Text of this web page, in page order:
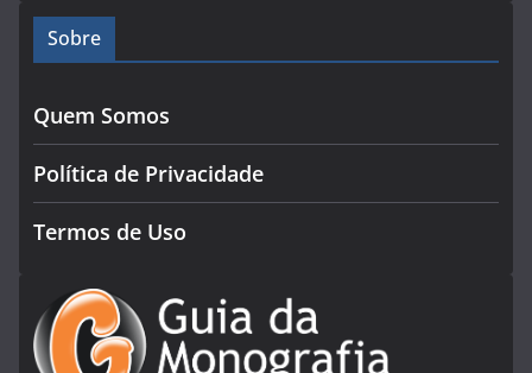
Sobre
Quem Somos
Política de Privacidade
Termos de Uso